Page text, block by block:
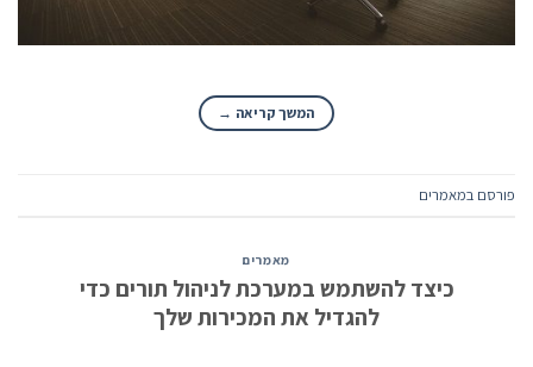
המשך קריאה →
פורסם במאמרים
מאמרים
כיצד להשתמש במערכת לניהול תורים כדי
להגדיל את המכירות שלך